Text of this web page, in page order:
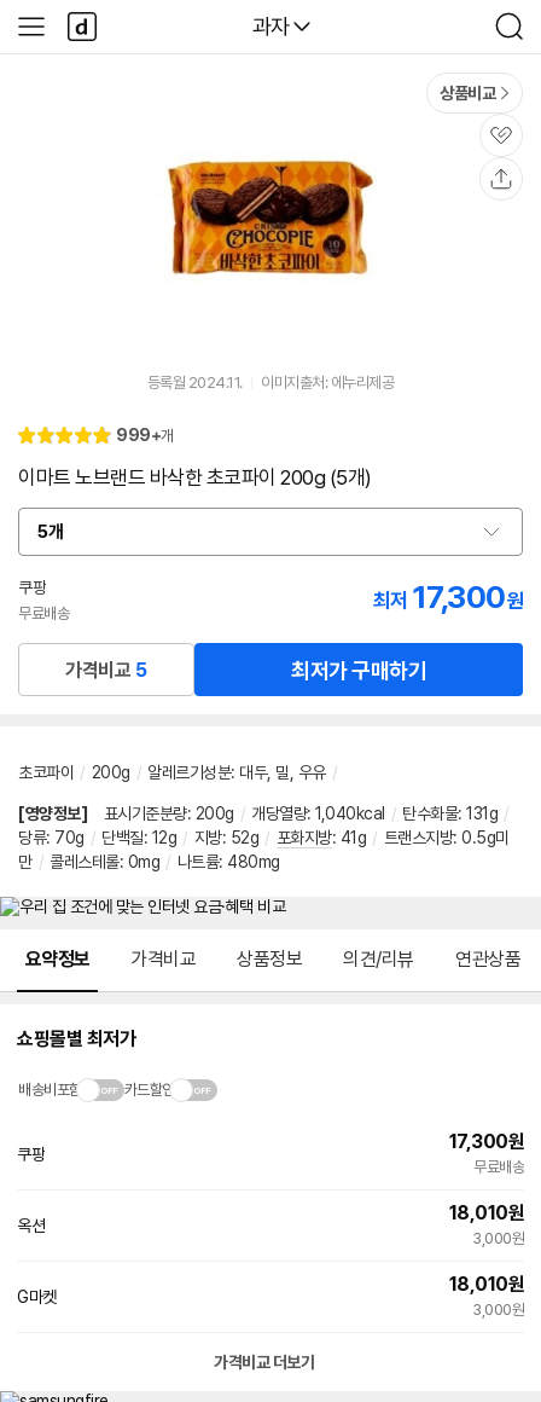
다나와
과자
검
색
사
이
다
나
와
상품비교
관
심
등록월 2024.11. 이미지출처: 에누리제공
별
5.
리
999+개
이마트 노브랜드 바삭한 초코파이 200g (5개)
5개
옵
션
선
택
쿠팡
무료배송
최저 17,300원
가격비교 5 최저가 구매하기
초코파이 / 200g / 알레르기성분: 대두, 밀 우유 /
[영양정보] 표시기준분량: 200g / 개당열량: 1,040kcal / 탄수화물: 131g /
당류: 70g / 단백질: 12g / 지방: 52g / 포화지방: 41g / 트랜스지방: 0.5g미
만 / 콜레스테롤: 0mg / 나트륨: 480mg
요약정보 가격비교 상품정보 의견/리뷰 연관상품
쇼핑몰별 최저가
배송비포함 카드할인
쿠팡
17,300원
무료배송
옥션
18,010원
3,000원
G마켓
18,010원
3,000원
가격비교 더보기